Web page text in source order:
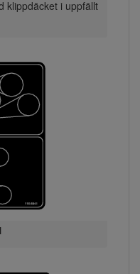
klippdäcket i uppfällt